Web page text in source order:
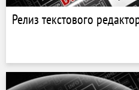
Релиз текстового